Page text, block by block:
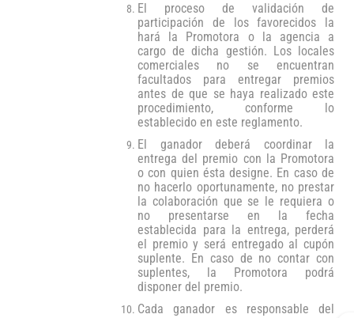
El proceso de validación de
participación de los favorecidos la
hará la Promotora o la agencia a
cargo de dicha gestión. Los locales
comerciales no se encuentran
facultados para entregar premios
antes de que se haya realizado este
procedimiento, conforme lo
establecido en este reglamento.
El ganador deberá coordinar la
entrega del premio con la Promotora
o con quien ésta designe. En caso de
no hacerlo oportunamente, no prestar
la colaboración que se le requiera o
no presentarse en la fecha
establecida para la entrega, perderá
el premio y será entregado al cupón
suplente. En caso de no contar con
suplentes, la Promotora podrá
disponer del premio.
Cada ganador es responsable del